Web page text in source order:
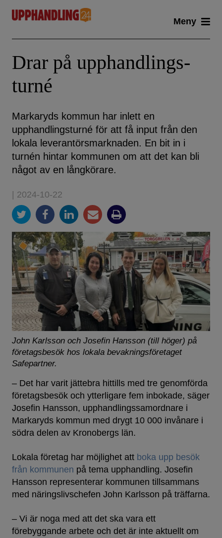
content
Meny
Drar på upphandlings­
turné
Markaryds kommun har inlett en
upphandlingsturné för att få input från den
lokala leverantörsmarknaden. En bit in i
turnén hintar kommunen om att det kan bli
något av en långkörare.
| 2024-10-22
John Karlsson och Josefin Hansson (till höger) på
företagsbesök hos lokala bevakningsföretaget
Safepartner.
– Det har varit jättebra hittills med tre genomförda
företagsbesök och ytterligare fem inbokade, säger
Josefin Hansson, upphandlingssamordnare i
Markaryds kommun med drygt 10 000 invånare i
södra delen av Kronobergs län.
Lokala företag har möjlighet att boka upp besök
från kommunen på tema upphandling. Josefin
Hansson representerar kommunen tillsammans
med näringslivschefen John Karlsson på träffarna.
– Vi är noga med att det ska vara ett
förebyggande arbete och det är inte aktuellt om